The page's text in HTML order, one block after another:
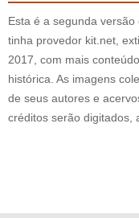
Esta é a segunda
tinha provedor kit.net,
2017, com mais
histórica. As imagens
de seus autores e
créditos serão digitados,